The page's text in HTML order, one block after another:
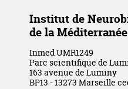
Institut de
de la Méditerranée
Inmed UMR1249
Parc scientifique de
163 avenue de Luminy
BP13 - 13273 Marseille